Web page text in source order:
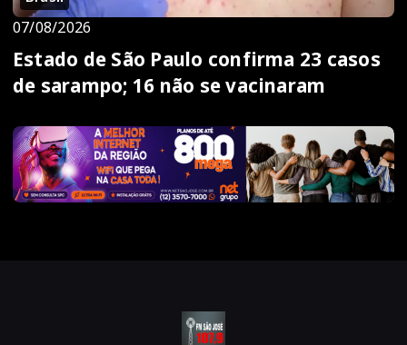
07/08/2026
Estado de São Paulo confirma 23 casos
de sarampo; 16 não se vacinaram